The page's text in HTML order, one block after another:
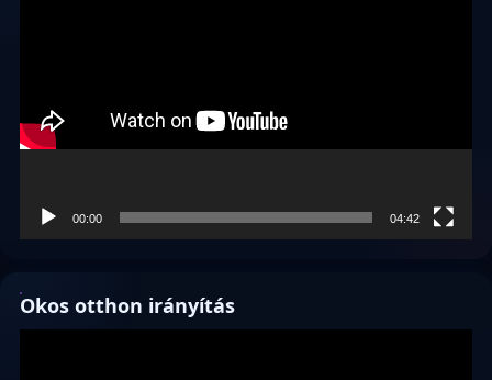
00:00 04:42
Okos otthon irányítás